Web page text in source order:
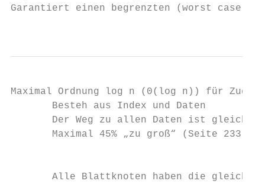
Garantiert einen begrenzten (worst case)
Maximal Ordnung log n (0(log n)) für
       Besteh aus Index und Daten
Der Weg zu allen Daten ist gleich
Maximal 45% „zu groß“ (Seite 233 im
Alle Blattknoten haben die gleiche